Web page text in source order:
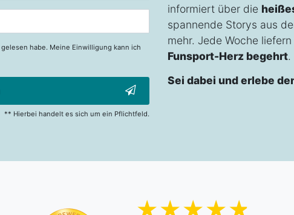
gelesen habe. Meine Einwilligung kann ich
** Hierbei handelt es sich um ein Pflichtfeld.
informiert über die
spannende Storys aus
mehr. Jede Woche
Funsport-Herz begehrt.
Sei dabei und erlebe